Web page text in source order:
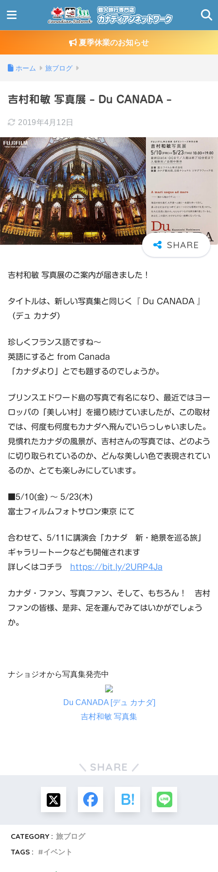
夏季休業のお知らせ
ホーム 旅ブログ
吉村和敏 写真展 – Du CANADA –
2019年4月12日
吉村和敏 写真展のご案内が届きました！
タイトルは、新しい写真集と同じく『 Du CANADA 』
（デュ カナダ）
珍しくフランス語ですね～
英語にすると from Canada
「カナダより」とでも題するのでしょうか。
プリンスエドワード島の写真で有名になり、最近ではヨー
ロッパの「美しい村」を撮り続けていましたが、この取材
では、何度も何度もカナダへ飛んでいらっしゃいました。
見慣れたカナダの風景が、吉村さんの写真では、どのよう
に切り取られているのか、どんな美しい色で表現されてい
るのか、とても楽しみにしています。
■5/10(金) ～ 5/23(木)
富士フィルムフォトサロン東京 にて
合わせて、5/11に講演会「カナダ 新・絶景を巡る旅」
ギャラリートークなども開催されます
詳しくはコチラ
https://bit.ly/2URP4Ja
カナダ・ファン、写真ファン、そして、もちろん！ 吉村
ファンの皆様、是非、足を運んでみてはいかがでしょう
か。
ナショジオから写真集発売中
Du CANADA [デュ カナダ]
吉村和敏 写真集
SHARE
CATEGORY : 旅ブログ
TAGS :
イベント